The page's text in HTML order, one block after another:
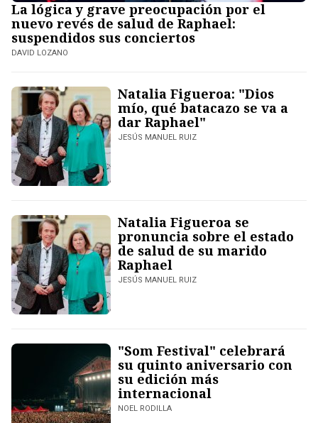
La lógica y grave preocupación por el
nuevo revés de salud de Raphael:
suspendidos sus conciertos
DAVID LOZANO
Natalia Figueroa: "Dios
mío, qué batacazo se va a
dar Raphael"
JESÚS MANUEL RUIZ
Natalia Figueroa se
pronuncia sobre el estado
de salud de su marido
Raphael
JESÚS MANUEL RUIZ
"Som Festival" celebrará
su quinto aniversario con
su edición más
internacional
NOEL RODILLA